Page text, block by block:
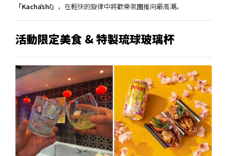
「Kachāshī」 ，在輕快的旋律中將歡樂氛圍推向最高潮。
活動限定美食 & 特製琉球玻璃杯